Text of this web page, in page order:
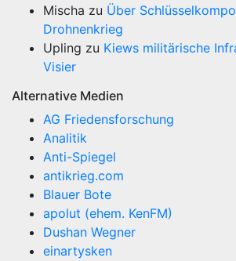
Mischa zu Über
Drohnenkrieg
Upling zu Kiews militärische
Visier
Alternative Medien
AG Friedensforschung
Analitik
Anti-Spiegel
antikrieg.com
Blauer Bote
apolut (ehem. KenFM)
Dushan Wegner
einartysken